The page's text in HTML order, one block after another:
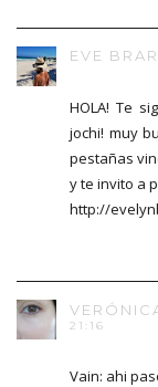
EVE
HOLA! Te
jochi! muy
pestañas
y te invito a
http://
21:16
Vain: ahi